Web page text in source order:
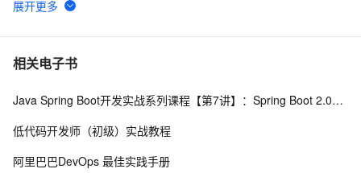
6 ExtJs十一(ExtJs Mvc图片管理之二)
7 【小家Spring】Spring MVC控制器中Handler的四种实现
@RequestMapping(中)
8 JSP中的MVC
相关电子书
Java Spring Boot开发实战系列课程【第7讲】：Spring Boot 2.0安全机制与MVC身份验证实战(Java面试题)
低代码开发师（初级）实战教程
阿里巴巴DevOps 最佳实践手册